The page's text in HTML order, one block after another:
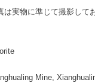
は実物に準じて撮影して
Mine,